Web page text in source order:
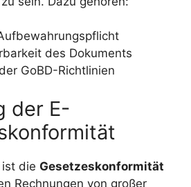
des Dokuments
GoBD-Richtlinien
der E-
ist die Gesetzeskonformität
Rechnungen von großer